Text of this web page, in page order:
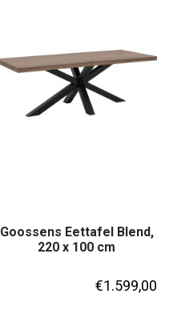
Goossens Eettafel Blend,
220 x 100 cm
€1.599,00